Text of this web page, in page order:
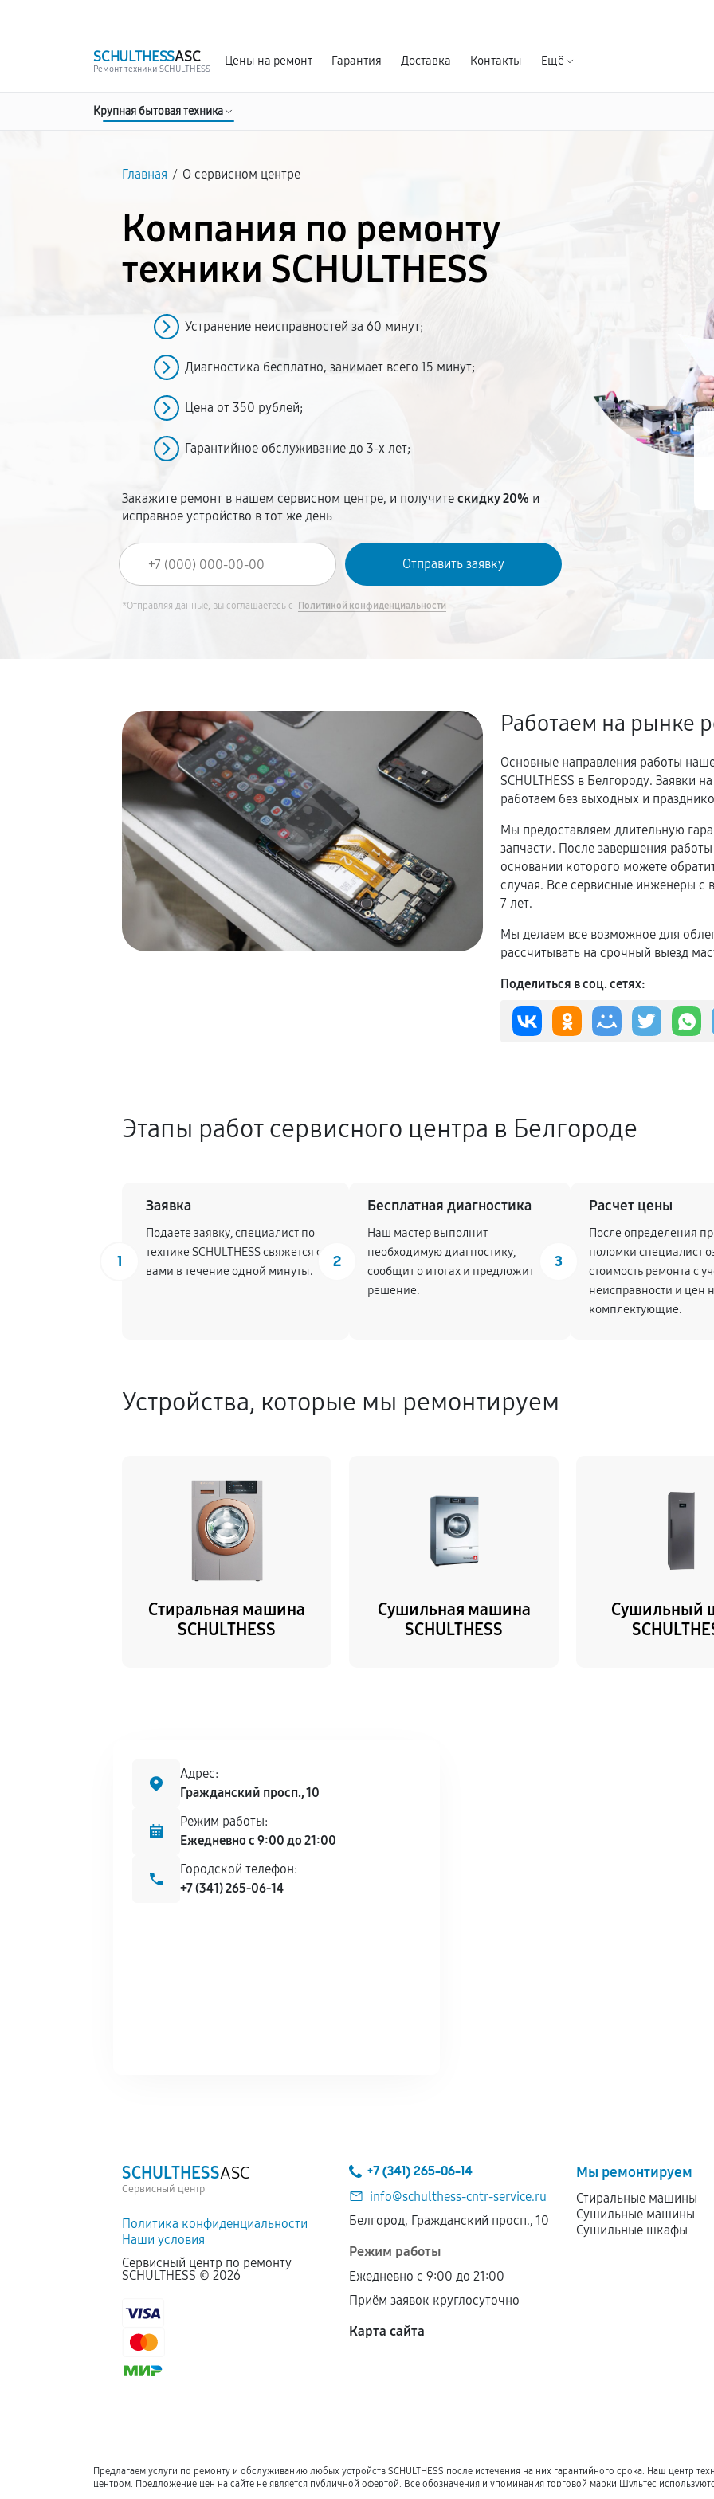
SCHULTHESSASC
Ремонт техники SCHULTHESS
Цены на ремонт Гарантия Доставка Контакты Ещё
Крупная бытовая техника
Главная / О сервисном центре
Компания по ремонту
техники SCHULTHESS
Устранение неисправностей за 60 минут;
Диагностика бесплатно, занимает всего 15 минут;
Цена от 350 рублей;
Гарантийное обслуживание до 3-х лет;
Закажите ремонт в нашем сервисном центре, и получитескидку 20% и
исправное устройство в тот же день
*Отправляя данные, вы соглашаетесь с Политикой конфиденциальности
Работаем на рынке
Основные направления работы
SCHULTHESS в Белгороду. Заявки
работаем без выходных и
Мы предоставляем длительную
запчасти. После завершения
основании которого можете
случая. Все сервисные инженеры
7 лет.
Мы делаем все возможное для
рассчитывать на срочный выезд
Поделиться в соц. сетях:
Этапы работ сервисного центра в Белгороде
1
Заявка
Подаете заявку, специалист по
технике SCHULTHESS свяжется с
вами в течение одной минуты.
2
Бесплатная диагностика
Наш мастер выполнит
необходимую диагностику,
сообщит о итогах и предложит
решение.
3
Расчет цены
После определения
поломки специалист
стоимость ремонта с
неисправности и цен
комплектующие.
Устройства, которые мы ремонтируем
Стиральная машина
SCHULTHESS
Сушильная машина
SCHULTHESS
Сушильный
Адрес:
Гражданский просп., 10
Режим работы:
Ежедневно с 9:00 до 21:00
Городской телефон:
+7 (341) 265-06-14
SCHULTHESSASC
Сервисный центр
Политика конфиденциальности
Наши условия
Сервисный центр по ремонту
SCHULTHESS ©2026
+7 (341) 265-06-14
info@schulthess-cntr-service.ru
Белгород, Гражданский просп., 10
Режим работы
Ежедневно с 9:00 до 21:00
Приём заявок круглосуточно
Карта сайта
Мы ремонтируем
Стиральные машины
Сушильные машины
Сушильные шкафы
Предлагаем услуги по ремонту и обслуживанию любых устройств SCHULTHESS после истечения на них гарантийного срока. Наш центр
центром. Предложение цен на сайте не является публичной офертой. Все обозначения и упоминания торговой марки Шультес